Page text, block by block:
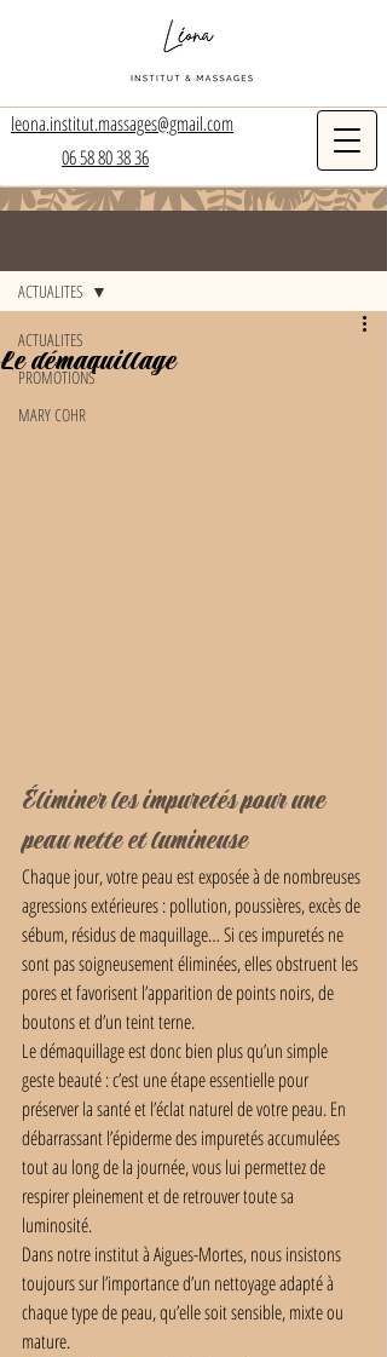
leona.institut.massages@gmail.com
06 58 80 38 36
ACTUALITES
PROMOTIONS
MARY COHR
ACTUALITES
Le démaquillage
Éliminer les impuretés pour une
peau nette et lumineuse
Chaque jour, votre peau est exposée à de nombreuses
agressions extérieures : pollution, poussières, excès de
sébum, résidus de maquillage… Si ces impuretés ne
sont pas soigneusement éliminées, elles obstruent les
pores et favorisent l’apparition de points noirs, de
boutons et d’un teint terne.
Le démaquillage est donc bien plus qu’un simple
geste beauté : c’est une étape essentielle pour
préserver la santé et l’éclat naturel de votre peau. En
débarrassant l’épiderme des impuretés accumulées
tout au long de la journée, vous lui permettez de
respirer pleinement et de retrouver toute sa
luminosité.
Dans notre institut à Aigues-Mortes, nous insistons
toujours sur l’importance d’un nettoyage adapté à
chaque type de peau, qu’elle soit sensible, mixte ou
mature.